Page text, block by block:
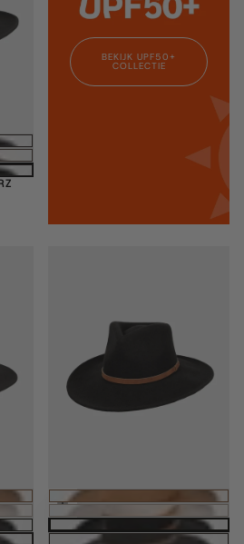
Optionen wählen
BEKIJK UPF50+
COLLECTIE
Optionen wählen